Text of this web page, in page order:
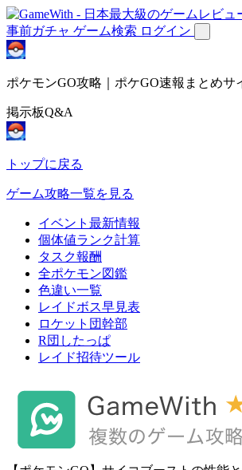
事前ガチャ ゲーム検索 ログイン
ポケモンGO攻略｜ポケGO速報まとめサ
掲示板Q&A
トップに戻る
ゲーム攻略一覧を見る
イベント最新情報
個体値ランク計算
タスク報酬
全ポケモン図鑑
色違い一覧
レイドボス早見表
ロケット団幹部
R団したっぱ
レイド招待ツール